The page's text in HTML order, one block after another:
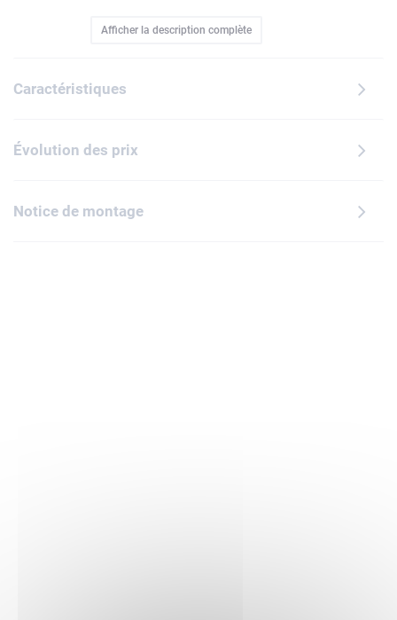
2 minifigurines, un hangar à bateaux avec de la place pour
collectionner). Cette idée de cadeau amusante inspirée du
également 7 personnages LEGO Harry Potter, et
notamment une minifigurine du professeur McGonagall
premier d'une collection de sets modulaires (vendus
séparément) qui se connectent pour créer un château de
Afficher la description complète
Caractéristiques
Évolution des prix
Notice de montage